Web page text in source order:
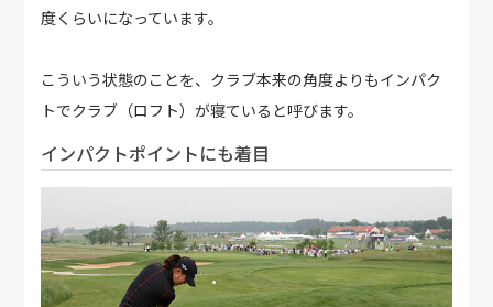
度くらいになっています。
こういう状態のことを、クラブ本来の角度よりもインパク
トでクラブ（ロフト）が寝ていると呼びます。
インパクトポイントにも着目